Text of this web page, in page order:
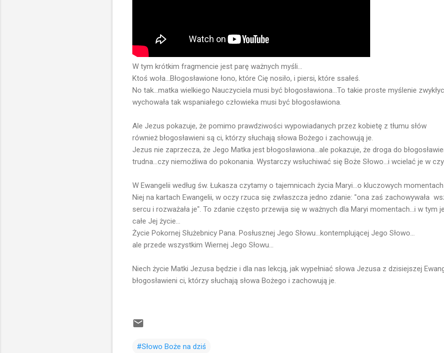
W tym krótkim fragmencie jest parę ważnych myśli...
Ktoś woła...Błogosławione łono, które Cię nosiło, i piersi, które ssałeś.
No tak...matka wielkiego Nauczyciela musi być błogosławiona...To takie proste myślenie
wychowała tak wspaniałego człowieka musi być błogosławiona.
Ale Jezus pokazuje, że pomimo prawdziwości wypowiadanych przez kobietę z tłumu słów
również błogosławieni są ci, którzy słuchają słowa Bożego i zachowują je.
Jezus nie zaprzecza, że Jego Matka jest błogosławiona...ale pokazuje, że droga do
trudna...czy niemożliwa do pokonania. Wystarczy wsłuchiwać się Boże Słowo...i wcielać je w
W Ewangelii według św. Łukasza czytamy o tajemnicach życia Maryi...o kluczowych
Niej na kartach Ewangelii, w oczy rzuca się zwłaszcza jedno zdanie: "ona zaś zachowywała
sercu i rozważała je". To zdanie często przewija się w ważnych dla Maryi momentach...i w tym
całe Jej życie...
Życie Pokornej Służebnicy Pana. Posłusznej Jego Słowu...kontemplującej Jego Słowo...
ale przede wszystkim Wiernej Jego Słowu...
Niech życie Matki Jezusa będzie i dla nas lekcją, jak wypełniać słowa Jezusa z dzisiejszej
błogosławieni ci, którzy słuchają słowa Bożego i zachowują je.
#Słowo Boże na dziś